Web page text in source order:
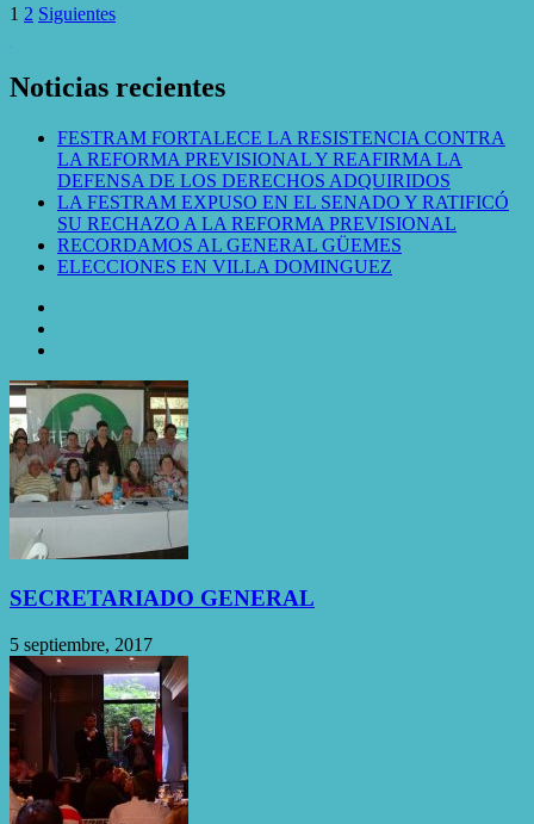
1 2 Siguientes
Noticias recientes
FESTRAM FORTALECE LA RESISTENCIA CONTRA
LA REFORMA PREVISIONAL Y REAFIRMA LA
DEFENSA DE LOS DERECHOS ADQUIRIDOS
LA FESTRAM EXPUSO EN EL SENADO Y RATIFICÓ
SU RECHAZO A LA REFORMA PREVISIONAL
RECORDAMOS AL GENERAL GÜEMES
ELECCIONES EN VILLA DOMINGUEZ
SECRETARIADO GENERAL
5 septiembre, 2017